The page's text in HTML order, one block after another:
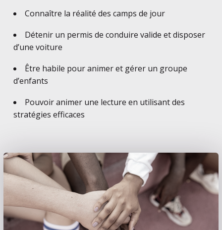
Connaître la réalité des camps de jour
Détenir un permis de conduire valide et disposer
d’une voiture
Être habile pour animer et gérer un groupe
d’enfants
Pouvoir animer une lecture en utilisant des
stratégies efficaces